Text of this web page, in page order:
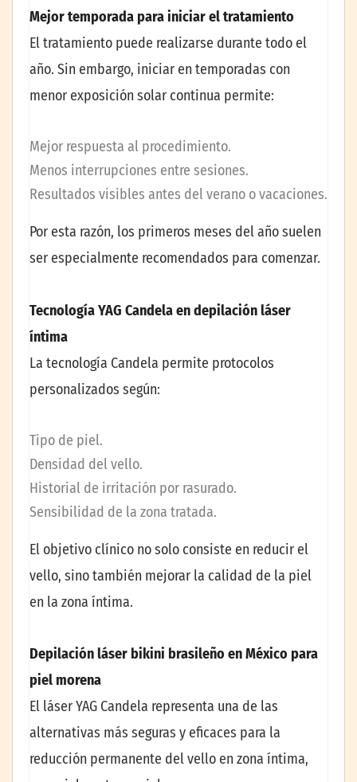
Mejor temporada para iniciar el tratamiento
El tratamiento puede realizarse durante todo el
año. Sin embargo, iniciar en temporadas con
menor exposición solar continua permite:
Mejor respuesta al procedimiento.
Menos interrupciones entre sesiones.
Resultados visibles antes del verano o vacaciones.
Por esta razón, los primeros meses del año suelen
ser especialmente recomendados para comenzar.
Tecnología YAG Candela en depilación láser
íntima
La tecnología Candela permite protocolos
personalizados según:
Tipo de piel.
Densidad del vello.
Historial de irritación por rasurado.
Sensibilidad de la zona tratada.
El objetivo clínico no solo consiste en reducir el
vello, sino también mejorar la calidad de la piel
en la zona íntima.
Depilación láser bikini brasileño en México para
piel morena
El láser YAG Candela representa una de las
alternativas más seguras y eficaces para la
reducción permanente del vello en zona íntima,